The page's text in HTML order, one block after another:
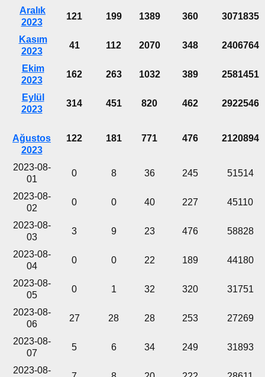
Aralık
2023
121 199 1389 360 3071835
Kasım
2023
41 112 2070 348 2406764
Ekim
2023
162 263 1032 389 2581451
Eylül
2023
314 451 820 462 2922546
Ağustos
2023
122 181 771 476 2120894
2023-08-
01
0 8 36 245 51514
2023-08-
02
0 0 40 227 45110
2023-08-
03
3 9 23 476 58828
2023-08-
04
0 0 22 189 44180
2023-08-
05
0 1 32 320 31751
2023-08-
06
27 28 28 253 27269
2023-08-
07
5 6 34 249 31893
2023-08-